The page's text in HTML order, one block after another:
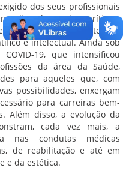
dos seus profissionais
humanista, crítico e
todos os níveis de atenção
e intelectual. Ainda sob
19, que intensificou
da área da Saúde,
para aqueles que, com
possibilidades, enxergam
para carreiras bem-
Além disso, a evolução da
cada vez mais, a
nas condutas médicas
de reabilitação e até em
e da estética.